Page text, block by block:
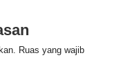
Ruas yang wajib